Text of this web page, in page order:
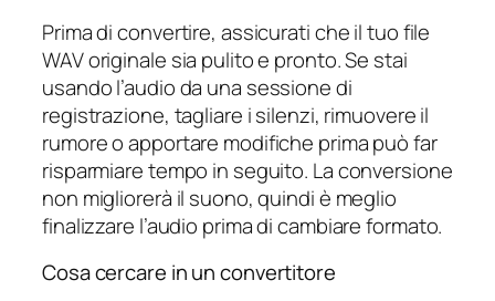
Prima di convertire, assicurati che il tuo file
WAV originale sia pulito e pronto. Se stai
usando l’audio da una sessione di
registrazione, tagliare i silenzi, rimuovere il
rumore o apportare modifiche prima può far
risparmiare tempo in seguito. La conversione
non migliorerà il suono, quindi è meglio
finalizzare l’audio prima di cambiare formato.
Cosa cercare in un convertitore